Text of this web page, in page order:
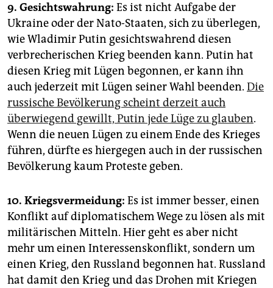
9. Gesichtswahrung: Es ist nicht Aufgabe der
Ukraine oder der Nato-Staaten, sich zu überlegen,
wie Wladimir Putin gesichtswahrend diesen
verbrecherischen Krieg beenden kann. Putin hat
diesen Krieg mit Lügen begonnen, er kann ihn
auch jederzeit mit Lügen seiner Wahl beenden. Die
russische Bevölkerung scheint derzeit auch
überwiegend gewillt, Putin jede Lüge zu glauben.
Wenn die neuen Lügen zu einem Ende des Krieges
führen, dürfte es hiergegen auch in der russischen
Bevölkerung kaum Proteste geben.
10. Kriegsvermeidung: Es ist immer besser, einen
Konflikt auf diplomatischem Wege zu lösen als mit
militärischen Mitteln. Hier geht es aber nicht
mehr um einen Interessenskonflikt, sondern um
einen Krieg, den Russland begonnen hat. Russland
hat damit den Krieg und das Drohen mit Kriegen